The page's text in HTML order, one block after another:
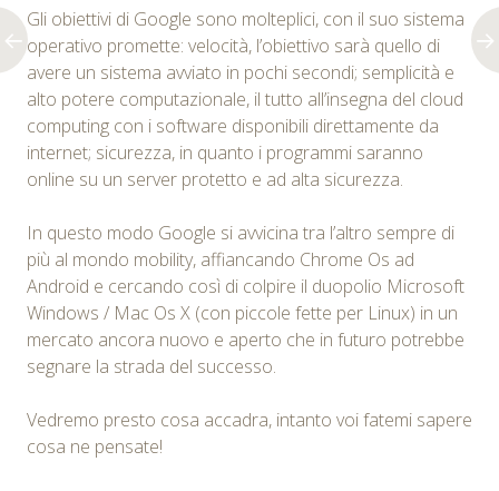
Gli obiettivi di Google sono molteplici, con il suo sistema
operativo promette: velocità, l’obiettivo sarà quello di
avere un sistema avviato in pochi secondi; semplicità e
alto potere computazionale, il tutto all’insegna del cloud
computing con i software disponibili direttamente da
internet; sicurezza, in quanto i programmi saranno
online su un server protetto e ad alta sicurezza.
In questo modo Google si avvicina tra l’altro sempre di
più al mondo mobility, affiancando Chrome Os ad
Android e cercando così di colpire il duopolio Microsoft
Windows / Mac Os X (con piccole fette per Linux) in un
mercato ancora nuovo e aperto che in futuro potrebbe
segnare la strada del successo.
Vedremo presto cosa accadra, intanto voi fatemi sapere
cosa ne pensate!